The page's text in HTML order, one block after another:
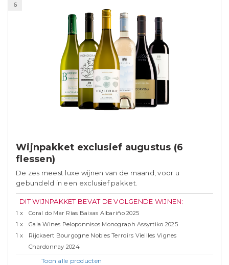
6
Wijnpakket exclusief augustus (6
flessen)
De zes meest luxe wijnen van de maand, voor u
gebundeld in een exclusief pakket.
DIT WIJNPAKKET BEVAT DE VOLGENDE WIJNEN:
1 x
Coral do Mar Rías Baixas Albariño 2025
1 x
Gaia Wines Peloponnisos Monograph Assyrtiko 2025
1 x
Rijckaert Bourgogne Nobles Terroirs Vieilles Vignes
Chardonnay 2024
Toon alle producten